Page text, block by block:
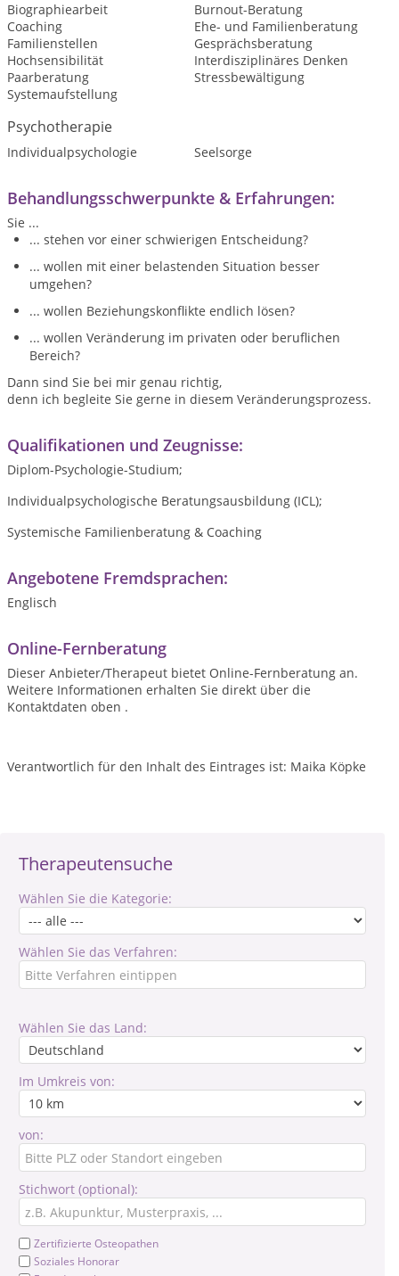
Therapeutensuche
Wählen Sie die Kategorie:
Wählen Sie das Verfahren:
Wählen Sie das Land:
Im Umkreis von:
von:
Stichwort (optional):
Zertifizierte Osteopathen
Soziales Honorar
Biographiearbeit
Burnout-Beratung
Coaching
Ehe- und Familienberatung
Familienstellen
Gesprächsberatung
Hochsensibilität
Interdisziplinäres Denken
Paarberatung
Stressbewältigung
Systemaufstellung
Psychotherapie
Individualpsychologie Seelsorge
Behandlungsschwerpunkte & Erfahrungen:
Sie ...
... stehen vor einer schwierigen Entscheidung?
... wollen mit einer belastenden Situation besser
umgehen?
... wollen Beziehungskonflikte endlich lösen?
... wollen Veränderung im privaten oder beruflichen
Bereich?
Dann sind Sie bei mir genau richtig,
denn ich begleite Sie gerne in diesem Veränderungsprozess.
Qualifikationen und Zeugnisse:
Diplom-Psychologie-Studium;
Individualpsychologische Beratungsausbildung (ICL);
Systemische Familienberatung & Coaching
Angebotene Fremdsprachen:
Englisch
Online-Fernberatung
Dieser Anbieter/Therapeut bietet Online-Fernberatung an.
Weitere Informationen erhalten Sie direkt über die
Kontaktdaten oben .
Verantwortlich für den Inhalt des Eintrages ist: Maika Köpke